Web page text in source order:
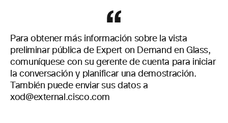
Para obtener más información sobre la vista
preliminar pública de Expert on Demand en Glass,
comuníquese con su gerente de cuenta para iniciar
la conversación y planificar una demostración.
También puede enviar sus datos a
xod@external.cisco.com